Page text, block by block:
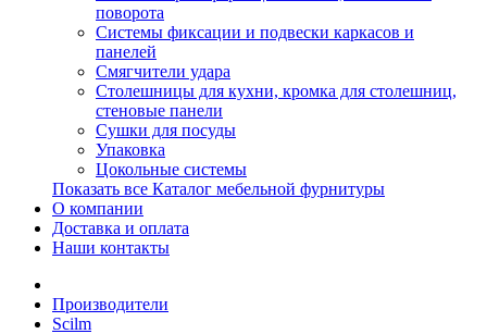
поворота
Системы фиксации и подвески каркасов и
панелей
Смягчители удара
Столешницы для кухни, кромка для столешниц,
стеновые панели
Сушки для посуды
Упаковка
Цокольные системы
Показать все Каталог мебельной фурнитуры
О компании
Доставка и оплата
Наши контакты
Производители
Scilm